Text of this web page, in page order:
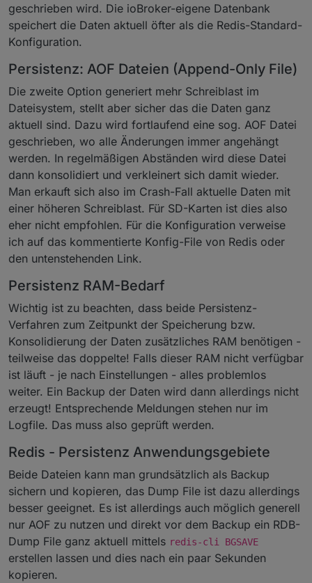
geschrieben wird. Die ioBroker-eigene Datenbank
speichert die Daten aktuell öfter als die Redis-Standard-
Konfiguration.
Persistenz: AOF Dateien (Append-Only File)
Die zweite Option generiert mehr Schreiblast im
Dateisystem, stellt aber sicher das die Daten ganz
aktuell sind. Dazu wird fortlaufend eine sog. AOF Datei
geschrieben, wo alle Änderungen immer angehängt
werden. In regelmäßigen Abständen wird diese Datei
dann konsolidiert und verkleinert sich damit wieder.
Man erkauft sich also im Crash-Fall aktuelle Daten mit
einer höheren Schreiblast. Für SD-Karten ist dies also
eher nicht empfohlen. Für die Konfiguration verweise
ich auf das kommentierte Konfig-File von Redis oder
den untenstehenden Link.
Persistenz RAM-Bedarf
Wichtig ist zu beachten, dass beide Persistenz-
Verfahren zum Zeitpunkt der Speicherung bzw.
Konsolidierung der Daten zusätzliches RAM benötigen -
teilweise das doppelte! Falls dieser RAM nicht verfügbar
ist läuft - je nach Einstellungen - alles problemlos
weiter. Ein Backup der Daten wird dann allerdings nicht
erzeugt! Entsprechende Meldungen stehen nur im
Logfile. Das muss also geprüft werden.
Redis - Persistenz Anwendungsgebiete
Beide Dateien kann man grundsätzlich als Backup
sichern und kopieren, das Dump File ist dazu allerdings
besser geeignet. Es ist allerdings auch möglich generell
nur AOF zu nutzen und direkt vor dem Backup ein RDB-
Dump File ganz aktuell mittels redis-cli BGSAVE
erstellen lassen und dies nach ein paar Sekunden
kopieren.